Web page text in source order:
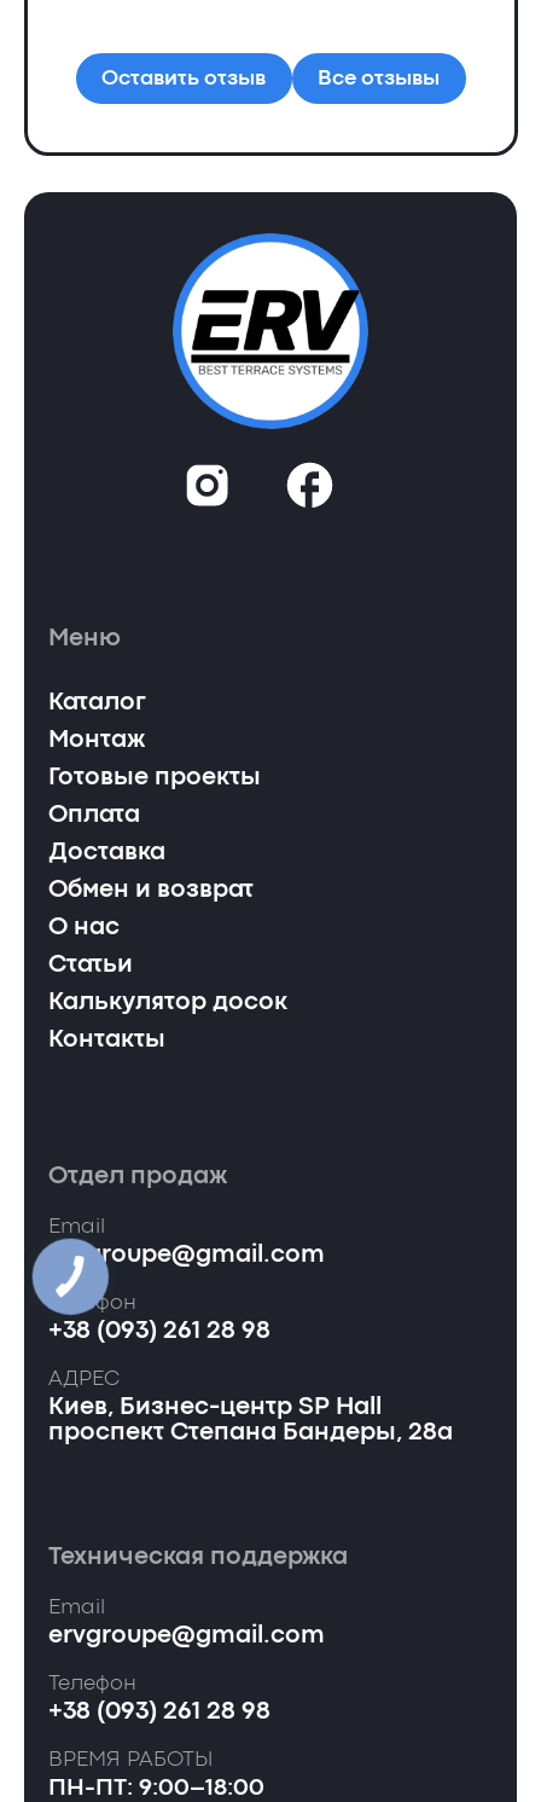
Оставить отзыв Все отзывы
Меню
Каталог
Монтаж
Готовые проекты
Оплата
Доставка
Обмен и возврат
О нас
Статьи
Калькулятор досок
Контакты
Отдел продаж
Email
ervgroupe@gmail.com
Телефон
+38 (093) 261 28 98
АДРЕС
Киев, Бизнес-центр SP Hall
проспект Степана Бандеры, 28а
Техническая поддержка
Email
ervgroupe@gmail.com
Телефон
+38 (093) 261 28 98
ВРЕМЯ РАБОТЫ
ПН-ПТ: 9:00–18:00